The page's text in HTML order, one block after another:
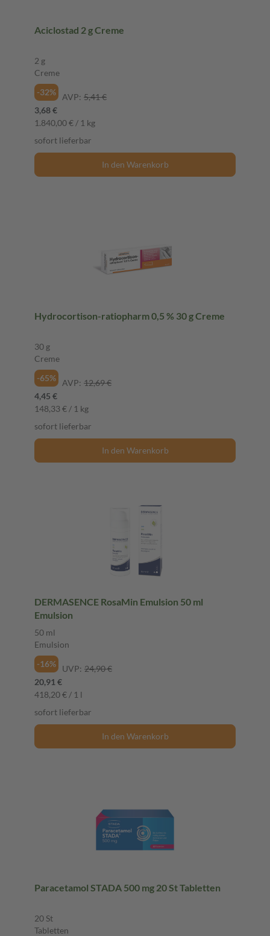
Aciclostad 2 g Creme
2 g
Creme
-32%
AVP: 5,41 €
3,68 €
1.840,00 € / 1 kg
sofort lieferbar
In den Warenkorb
Hydrocortison-ratiopharm 0,5 % 30 g Creme
30 g
Creme
-65%
AVP: 12,69 €
4,45 €
148,33 € / 1 kg
sofort lieferbar
In den Warenkorb
DERMASENCE RosaMin Emulsion 50 ml
Emulsion
50 ml
Emulsion
-16%
UVP: 24,90 €
20,91 €
418,20 € / 1 l
sofort lieferbar
In den Warenkorb
Paracetamol STADA 500 mg 20 St Tabletten
20 St
Tabletten